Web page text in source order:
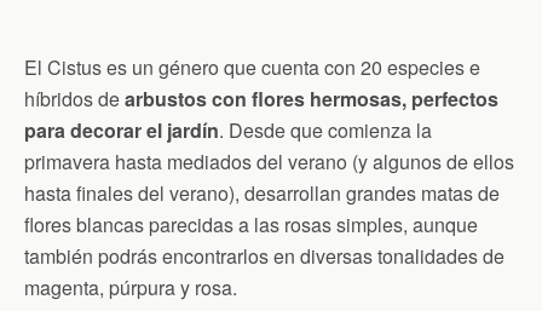
El Cistus es un género que cuenta con 20 especies e
híbridos dearbustos con flores hermosas, perfectos
para decorar el jardín. Desde que comienza la
primavera hasta mediados del verano (y algunos de ellos
hasta finales del verano), desarrollan grandes matas de
flores blancas parecidas a las rosas simples, aunque
también podrás encontrarlos en diversas tonalidades de
magenta, púrpura y rosa.